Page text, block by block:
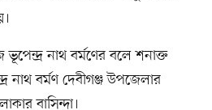
নাথ বর্মণের বলে শনাক্ত
নাথ বর্মণ দেবীগঞ্জ উপজেলার
বাসিন্দা।